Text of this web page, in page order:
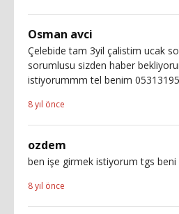
Osman avci
Çelebide tam 3yil çalistim ucak
sorumlusu sizden haber
istiyorummm tel benim
8 yıl önce
ozdem
ben işe girmek istiyorum tgs beni
8 yıl önce